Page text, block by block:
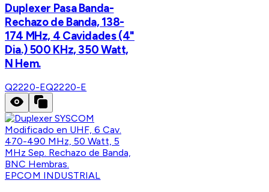
Duplexer Pasa Banda-
Rechazo de Banda, 138-
174 MHz, 4 Cavidades (4"
Dia.) 500 KHz, 350 Watt,
N Hem.
Q2220-EQ2220-E
EPCOM INDUSTRIAL